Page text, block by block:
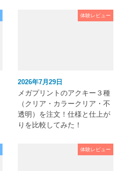
体験レビュー
2026年7月29日
メガプリントのアクキー３種
（クリア・カラークリア・不
透明）を注文！仕様と仕上が
りを比較してみた！
体験レビュー